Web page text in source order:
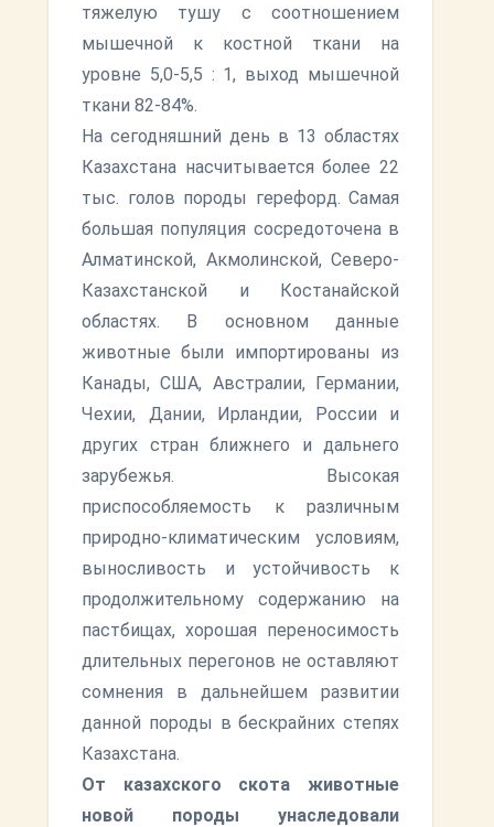
тяжелую тушу с соотношением
мышечной к костной ткани на
уровне 5,0-5,5 : 1, выход мышечной
ткани 82-84%.
На сегодняшний день в 13 областях
Казахстана насчитывается более 22
тыс. голов породы герефорд. Самая
большая популяция сосредоточена в
Алматинской, Акмолинской, Северо-
Казахстанской и Костанайской
областях. В основном данные
животные были импортированы из
Канады, США, Австралии, Германии,
Чехии, Дании, Ирландии, России и
других стран ближнего и дальнего
зарубежья. Высокая
приспособляемость к различным
природно-климатическим условиям,
выносливость и устойчивость к
продолжительному содержанию на
пастбищах, хорошая переносимость
длительных перегонов не оставляют
сомнения в дальнейшем развитии
данной породы в бескрайних степях
Казахстана.
От казахского скота животные
новой породы унаследовали